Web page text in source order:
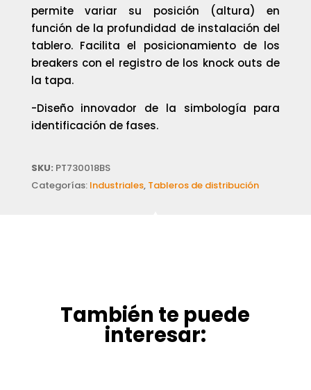
permite variar su posición (altura) en
función de la profundidad de instalación del
tablero. Facilita el posicionamiento de los
breakers con el registro de los knock outs de
la tapa.
-Diseño innovador de la simbología para
identificación de fases.
SKU: PT730018BS
Categorías: Industriales, Tableros de distribución
También te puede
interesar: